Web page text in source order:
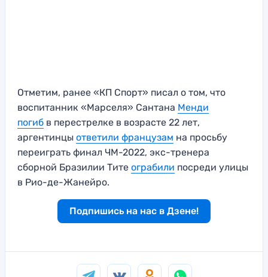
Отметим, ранее «КП Спорт» писал о том, что
воспитанник «Марселя» Сантана Менди
погиб в перестрелке в возрасте 22 лет,
аргентинцы ответили французам на просьбу
переиграть финал ЧМ-2022, экс-тренера
сборной Бразилии Тите ограбили посреди улицы
в Рио-де-Жанейро.
Подпишись на нас в Дзене!